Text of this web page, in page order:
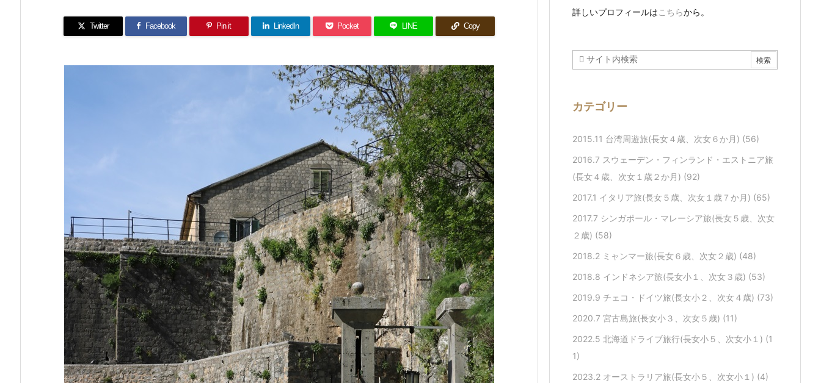
Twitter Facebook Pin it LinkedIn Pocket LINE Copy
詳しいプロフィールは こちらから。
カテゴリー
2015.11 台湾周遊旅(長女４歳、次女６か月) (56)
2016.7 スウェーデン・フィンランド・エストニア旅
(長女４歳、次女１歳２か月) (92)
2017.1 イタリア旅(長女５歳、次女１歳７か月) (65)
2017.7 シンガポール・マレーシア旅(長女５歳、次女
２歳) (58)
2018.2 ミャンマー旅(長女６歳、次女２歳) (48)
2018.8 インドネシア旅(長女小１、次女３歳) (53)
2019.9 チェコ・ドイツ旅(長女小２、次女４歳) (73)
2020.7 宮古島旅(長女小３、次女５歳) (11)
2022.5 北海道ドライブ旅行(長女小５、次女小１) (1
1)
2023.2 オーストラリア旅(長女小５、次女小１) (4)